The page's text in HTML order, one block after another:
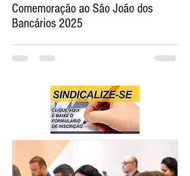
Comemoração ao São João dos
Bancários 2025